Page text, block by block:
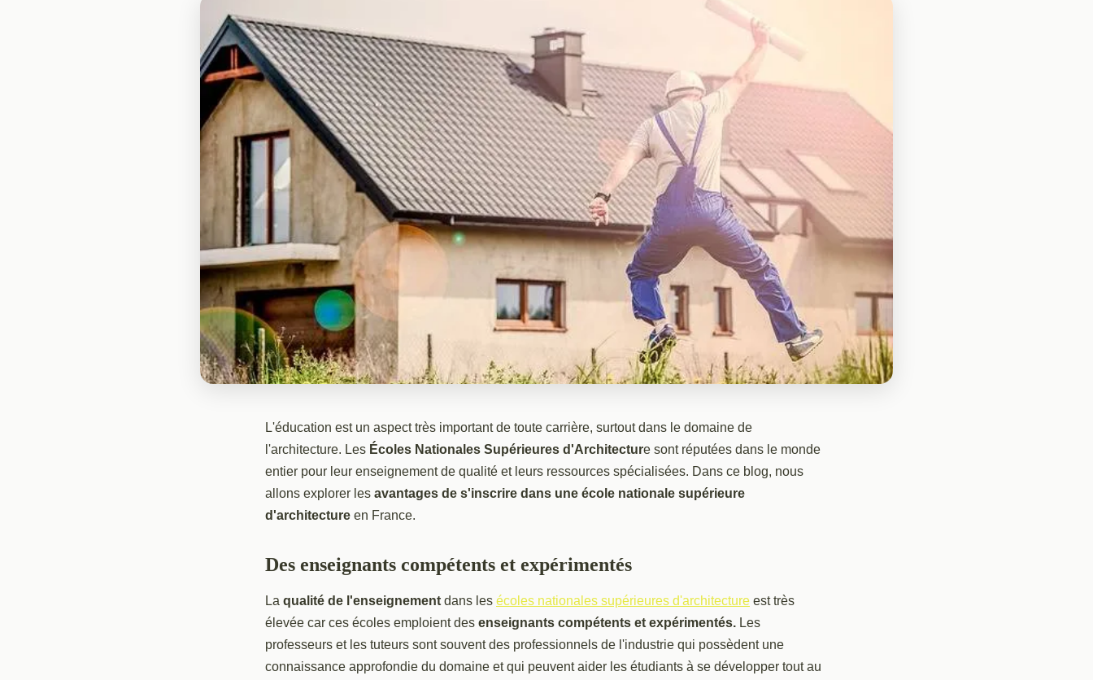
L'éducation est un aspect très important de toute carrière, surtout dans le domaine de
l'architecture. Les Écoles Nationales Supérieures d'Architecture sont réputées dans le monde
entier pour leur enseignement de qualité et leurs ressources spécialisées. Dans ce blog, nous
allons explorer les avantages de s'inscrire dans une école nationale supérieure
d'architecture en France.
Des enseignants compétents et expérimentés
La qualité de l'enseignement dans les écoles nationales supérieures d'architecture est très
élevée car ces écoles emploient des enseignants compétents et expérimentés. Les
professeurs et les tuteurs sont souvent des professionnels de l'industrie qui possèdent une
connaissance approfondie du domaine et qui peuvent aider les étudiants à se développer tout au